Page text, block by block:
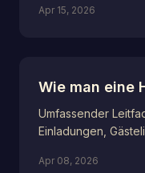
Apr 15, 2026
Wie man eine
Umfassender
Einladungen,
Apr 08, 2026